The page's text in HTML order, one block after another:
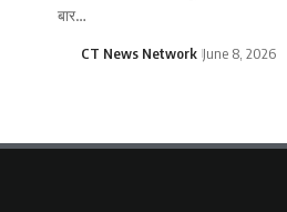
बार…
CT News Network June 8, 2026